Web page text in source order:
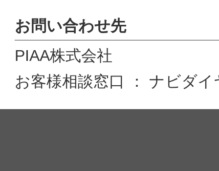
お問い合わせ先
PIAA株式会社
お客様相談窓口 ： ナビダ